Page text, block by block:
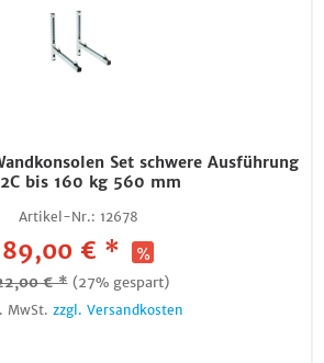
Set schwere Ausführung
bis 160 kg 560 mm
Artikel-Nr.: 12678
89,00 € *
€ * (27% gespart)
MwSt. zzgl. Versandkosten